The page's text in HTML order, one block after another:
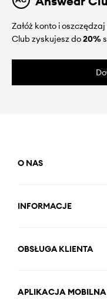
Załóż konto i
Club zyskujesz do20%
O NAS
INFORMACJE
OBSŁUGA KLIENTA
APLIKACJA MOBILNA